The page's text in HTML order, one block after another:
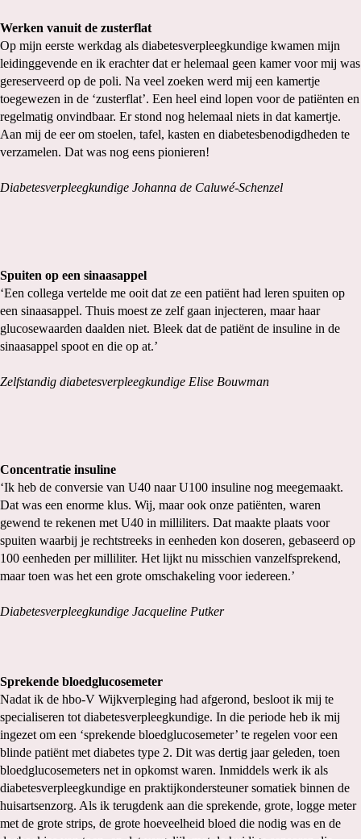
Werken vanuit de zusterflat
Op mijn eerste werkdag als diabetesverpleegkundige kwamen mijn
leidinggevende en ik erachter dat er helemaal geen kamer voor mij was
gereserveerd op de poli. Na veel zoeken werd mij een kamertje
toegewezen in de ‘zusterflat’. Een heel eind lopen voor de patiënten en
regelmatig onvindbaar. Er stond nog helemaal niets in dat kamertje.
Aan mij de eer om stoelen, tafel, kasten en diabetesbenodigdheden te
verzamelen. Dat was nog eens pionieren!
Diabetesverpleegkundige Johanna de Caluwé-Schenzel
Spuiten op een sinaasappel
‘Een collega vertelde me ooit dat ze een patiënt had leren spuiten op
een sinaasappel. Thuis moest ze zelf gaan injecteren, maar haar
glucosewaarden daalden niet. Bleek dat de patiënt de insuline in de
sinaasappel spoot en die op at.’
Zelfstandig diabetesverpleegkundige Elise Bouwman
Concentratie insuline
‘Ik heb de conversie van U40 naar U100 insuline nog meegemaakt.
Dat was een enorme klus. Wij, maar ook onze patiënten, waren
gewend te rekenen met U40 in milliliters. Dat maakte plaats voor
spuiten waarbij je rechtstreeks in eenheden kon doseren, gebaseerd op
100 eenheden per milliliter. Het lijkt nu misschien vanzelfsprekend,
maar toen was het een grote omschakeling voor iedereen.’
Diabetesverpleegkundige Jacqueline Putker
Sprekende bloedglucosemeter
Nadat ik de hbo-V Wijkverpleging had afgerond, besloot ik mij te
specialiseren tot diabetesverpleegkundige. In die periode heb ik mij
ingezet om een ‘sprekende bloedglucosemeter’ te regelen voor een
blinde patiënt met diabetes type 2. Dit was dertig jaar geleden, toen
bloedglucosemeters net in opkomst waren. Inmiddels werk ik als
diabetesverpleegkundige en praktijkondersteuner somatiek binnen de
huisartsenzorg. Als ik terugdenk aan die sprekende, grote, logge meter
met de grote strips, de grote hoeveelheid bloed die nodig was en de